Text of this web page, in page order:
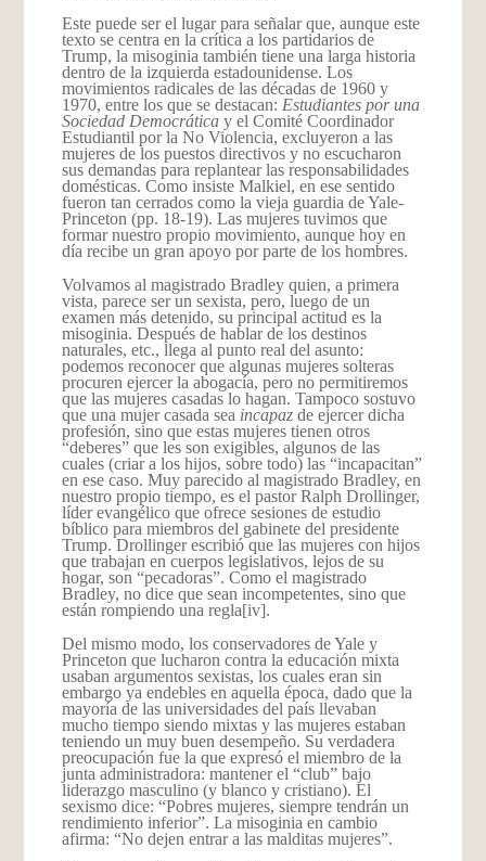
Este puede ser el lugar para señalar que, aunque este
texto se centra en la crítica a los partidarios de
Trump, la misoginia también tiene una larga historia
dentro de la izquierda estadounidense. Los
movimientos radicales de las décadas de 1960 y
1970, entre los que se destacan: Estudiantes por una
Sociedad Democráticay el Comité Coordinador
Estudiantil por la No Violencia, excluyeron a las
mujeres de los puestos directivos y no escucharon
sus demandas para replantear las responsabilidades
domésticas. Como insiste Malkiel, en ese sentido
fueron tan cerrados como la vieja guardia de Yale-
Princeton (pp. 18-19). Las mujeres tuvimos que
formar nuestro propio movimiento, aunque hoy en
día recibe un gran apoyo por parte de los hombres.
Volvamos al magistrado Bradley quien, a primera
vista, parece ser un sexista, pero, luego de un
examen más detenido, su principal actitud es la
misoginia. Después de hablar de los destinos
naturales, etc., llega al punto real del asunto:
podemos reconocer que algunas mujeres solteras
procuren ejercer la abogacía, pero no permitiremos
que las mujeres casadas lo hagan. Tampoco sostuvo
que una mujer casada sea incapazde ejercer dicha
profesión, sino que estas mujeres tienen otros
“deberes” que les son exigibles, algunos de las
cuales (criar a los hijos, sobre todo) las “incapacitan”
en ese caso. Muy parecido al magistrado Bradley, en
nuestro propio tiempo, es el pastor Ralph Drollinger,
líder evangélico que ofrece sesiones de estudio
bíblico para miembros del gabinete del presidente
Trump. Drollinger escribió que las mujeres con hijos
que trabajan en cuerpos legislativos, lejos de su
hogar, son “pecadoras”. Como el magistrado
Bradley, no dice que sean incompetentes, sino que
están rompiendo una regla[iv].
Del mismo modo, los conservadores de Yale y
Princeton que lucharon contra la educación mixta
usaban argumentos sexistas, los cuales eran sin
embargo ya endebles en aquella época, dado que la
mayoría de las universidades del país llevaban
mucho tiempo siendo mixtas y las mujeres estaban
teniendo un muy buen desempeño. Su verdadera
preocupación fue la que expresó el miembro de la
junta administradora: mantener el “club” bajo
liderazgo masculino (y blanco y cristiano). El
sexismo dice: “Pobres mujeres, siempre tendrán un
rendimiento inferior”. La misoginia en cambio
afirma: “No dejen entrar a las malditas mujeres”.